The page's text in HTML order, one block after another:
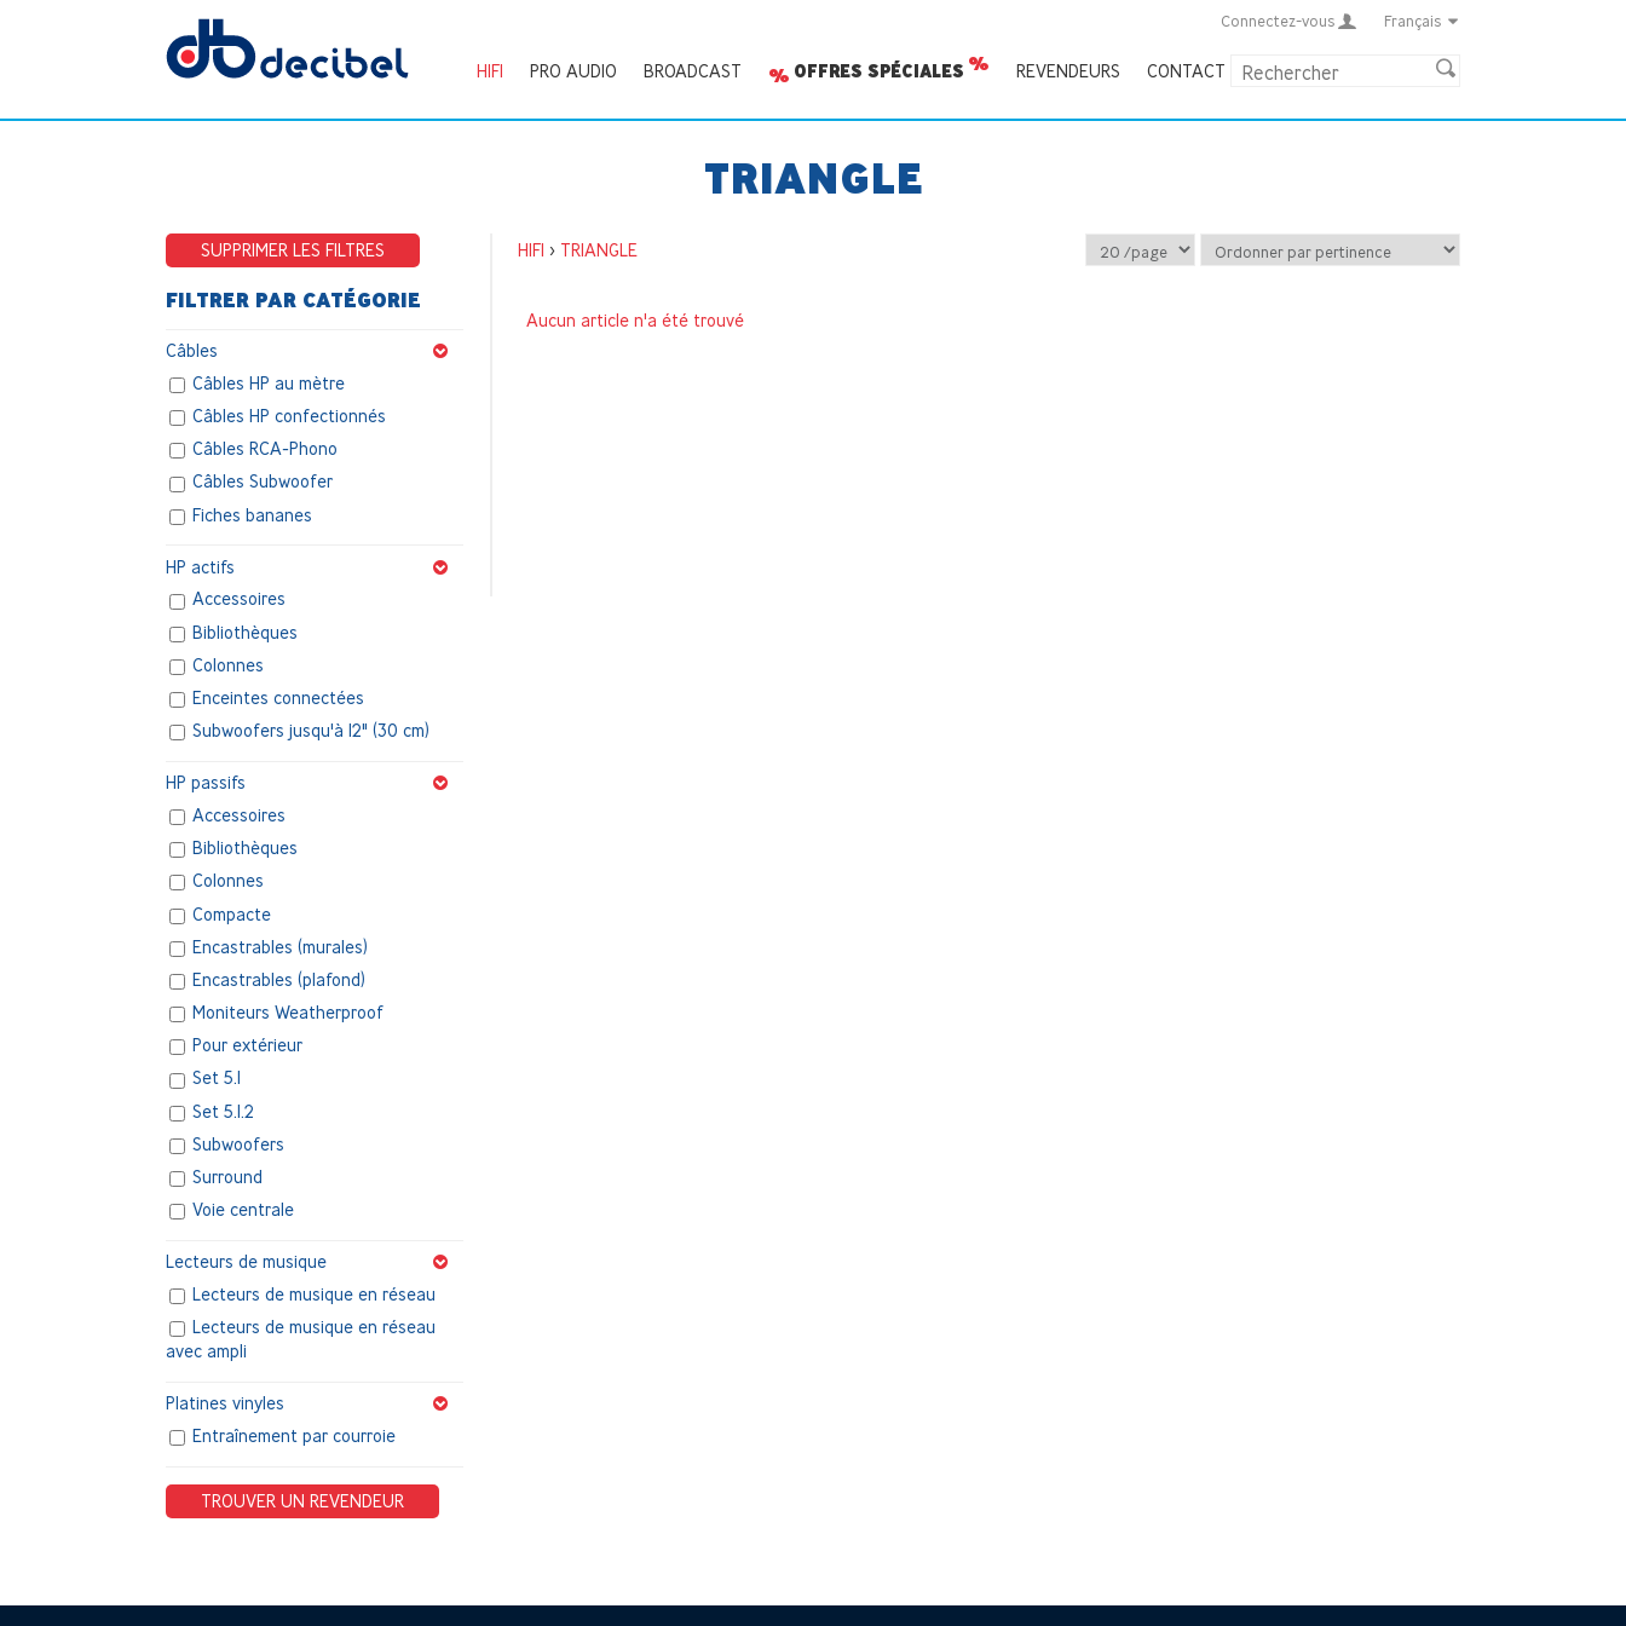
Connectez-vous Français
HIFI PRO AUDIO BROADCAST OFFRES SPÉCIALES REVENDEURS CONTACT
TRIANGLE
SUPPRIMER LES FILTRES
FILTRER PAR CATÉGORIE
Câbles
Câbles HP au mètre
Câbles HP confectionnés
Câbles RCA-Phono
Câbles Subwoofer
Fiches bananes
HP actifs
Accessoires
Bibliothèques
Colonnes
Enceintes connectées
Subwoofers jusqu'à 12" (30 cm)
HP passifs
Accessoires
Bibliothèques
Colonnes
Compacte
Encastrables (murales)
Encastrables (plafond)
Moniteurs Weatherproof
Pour extérieur
Set 5.1
Set 5.1.2
Subwoofers
Surround
Voie centrale
Lecteurs de musique
Lecteurs de musique en réseau
Lecteurs de musique en réseau
avec ampli
Platines vinyles
Entraînement par courroie
TROUVER UN REVENDEUR
HIFI > TRIANGLE
Aucun article n'a été trouvé